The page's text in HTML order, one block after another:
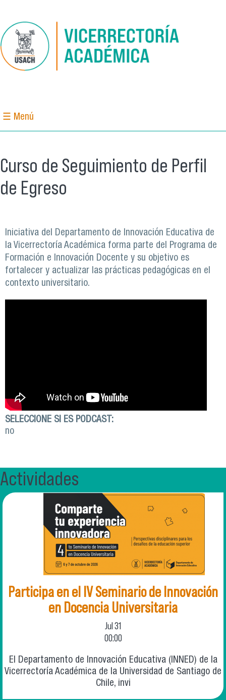
☰ Menú
Curso de Seguimiento de Perfil
de Egreso
Iniciativa del Departamento de Innovación Educativa de
la Vicerrectoría Académica forma parte del Programa de
Formación e Innovación Docente y su objetivo es
fortalecer y actualizar las prácticas pedagógicas en el
contexto universitario.
SELECCIONE SI ES PODCAST:
no
Actividades
Participa en el IV Seminario de Innovación
en Docencia Universitaria
Jul31
00:00
El Departamento de Innovación Educativa (INNED) de la
Vicerrectoría Académica de la Universidad de Santiago de
Chile, invi